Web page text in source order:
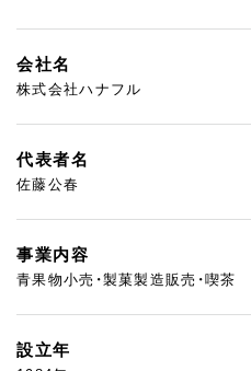
会社名
株式会社ハナフル
代表者名
佐藤公春
事業内容
青果物小売・製菓製造販売・喫茶
設立年